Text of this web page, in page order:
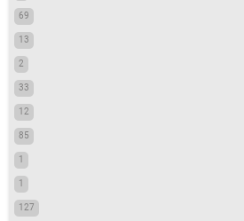
69
13
2
33
12
85
1
1
127